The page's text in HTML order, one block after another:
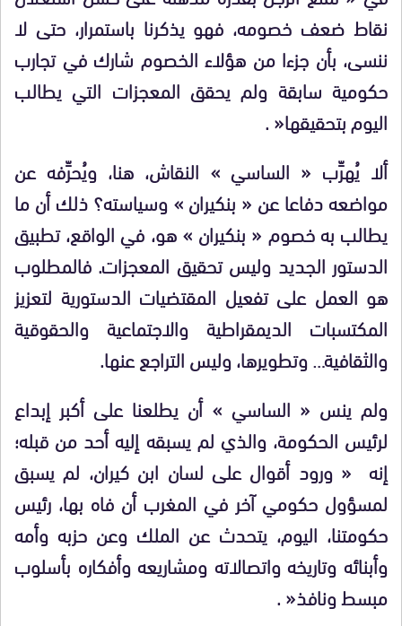
نقاط ضعف خصومه، فهو يذكرنا باستمرار، حتى لا
ننسى، بأن جزءا من هؤلاء الخصوم شارك في تجارب
حكومية سابقة ولم يحقق المعجزات التي يطالب
اليوم بتحقيقها« .
ألا يُهرِّب « الساسي » النقاش، هنا، ويُحرِّفه عن
مواضعه دفاعا عن « بنكيران » وسياسته؟ ذلك أن ما
يطالب به خصوم « بنكيران » هو، في الواقع، تطبيق
الدستور الجديد وليس تحقيق المعجزات. فالمطلوب
هو العمل على تفعيل المقتضيات الدستورية لتعزيز
المكتسبات الديمقراطية والاجتماعية والحقوقية
والثقافية… وتطويرها، وليس التراجع عنها.
ولم ينس « الساسي » أن يطلعنا على أكبر إبداع
لرئيس الحكومة، والذي لم يسبقه إليه أحد من قبله؛
إنه « ورود أقوال على لسان ابن كيران، لم يسبق
لمسؤول حكومي آخر في المغرب أن فاه بها، رئيس
حكومتنا، اليوم، يتحدث عن الملك وعن حزبه وأمه
وأبنائه وتاريخه واتصالاته ومشاريعه وأفكاره بأسلوب
مبسط ونافذ« .